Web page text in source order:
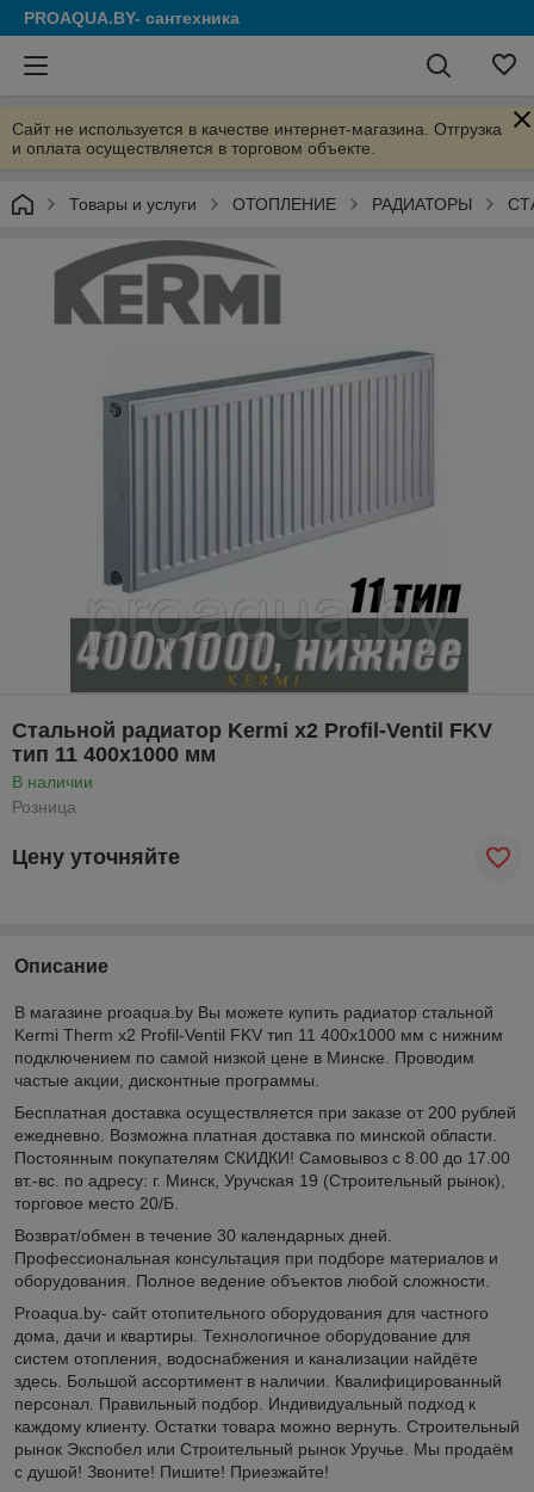
PROAQUA.BY- сантехника
Сайт не используется в качестве интернет-магазина. Отгрузка
и оплата осуществляется в торговом объекте.
Товары и услуги ОТОПЛЕНИЕ РАДИАТОРЫ
Стальной радиатор Kermi x2 Profil-Ventil FKV
тип 11 400x1000 мм
В наличии
Розница
Цену уточняйте
Описание
В магазине proaqua.by Вы можете купить радиатор стальной
Kermi Therm x2 Profil-Ventil FKV тип 11 400x1000 мм с нижним
подключением по самой низкой цене в Минске. Проводим
частые акции, дисконтные программы.
Бесплатная доставка осуществляется при заказе от 200 рублей
ежедневно. Возможна платная доставка по минской области.
Постоянным покупателям СКИДКИ! Самовывоз с 8.00 до 17.00
вт.-вс. по адресу: г. Минск, Уручская 19 (Строительный рынок),
торговое место 20/Б.
Возврат/обмен в течение 30 календарных дней.
Профессиональная консультация при подборе материалов и
оборудования. Полное ведение объектов любой сложности.
Proaqua.by- сайт отопительного оборудования для частного
дома, дачи и квартиры. Технологичное оборудование для
систем отопления, водоснабжения и канализации найдёте
здесь. Большой ассортимент в наличии. Квалифицированный
персонал. Правильный подбор. Индивидуальный подход к
каждому клиенту. Остатки товара можно вернуть. Строительный
рынок Экспобел или Строительный рынок Уручье. Мы продаём
с душой! Звоните! Пишите! Приезжайте!